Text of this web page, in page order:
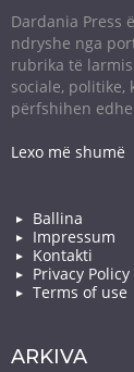
Dardania Press
ndryshe nga
rubrika të
sociale,
përfshihen
Lexo më shumë
Ballina
Impressum
Kontakti
Privacy Policy
Terms of use
ARKIVA